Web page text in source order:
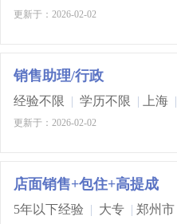
更新于：2026-02-02
销售助理/行政
经验不限 | 学历不限 | 上海 |
更新于：2026-02-02
店面销售+包住+高提成
5年以下经验 | 大专 | 郑州市